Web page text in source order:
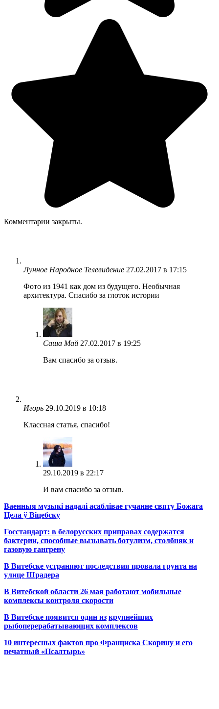
Комментарии закрыты.
Лунное Народное Телевидение 27.02.2017 в 17:15
Фото из 1941 как дом из будущего. Необычная
архитектура. Спасибо за глоток истории
Саша Май 27.02.2017 в 19:25
Вам спасибо за отзыв.
Игорь 29.10.2019 в 10:18
Классная статья, спасибо!
29.10.2019 в 22:17
И вам спасибо за отзыв.
Ваенныя музыкі надалі асаблівае гучанне святу Божага
Цела ў Віцебску
Госстандарт: в белорусских приправах содержатся
бактерии, способные вызывать ботулизм, столбняк и
газовую гангрену
В Витебске устраняют последствия провала грунта на
улице Шрадера
В Витебской области 26 мая работают мобильные
комплексы контроля скорости
В Витебске появится один из крупнейших
рыбоперерабатывающих комплексов
10 интересных фактов про Франциска Скорину и его
печатный «Псалтырь»